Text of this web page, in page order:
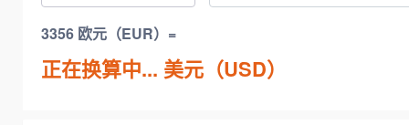
3356 欧元（EUR）=
正在换算中... 美元（USD）